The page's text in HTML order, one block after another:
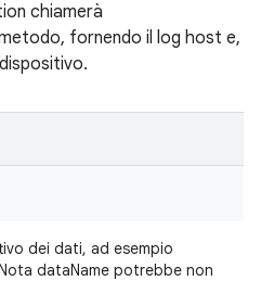
chiamerà
fornendo il log host e,
dei dati, ad esempio
dataName potrebbe non